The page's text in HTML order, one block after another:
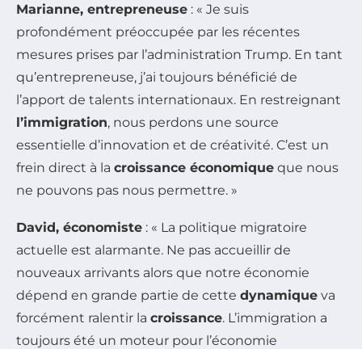
Marianne, entrepreneuse : « Je suis
profondément préoccupée par les récentes
mesures prises par l’administration Trump. En tant
qu’entrepreneuse, j’ai toujours bénéficié de
l’apport de talents internationaux. En restreignant
l’immigration, nous perdons une source
essentielle d’innovation et de créativité. C’est un
frein direct à la croissance économique que nous
ne pouvons pas nous permettre. »
David, économiste : « La politique migratoire
actuelle est alarmante. Ne pas accueillir de
nouveaux arrivants alors que notre économie
dépend en grande partie de cette dynamique va
forcément ralentir la croissance. L’immigration a
toujours été un moteur pour l’économie